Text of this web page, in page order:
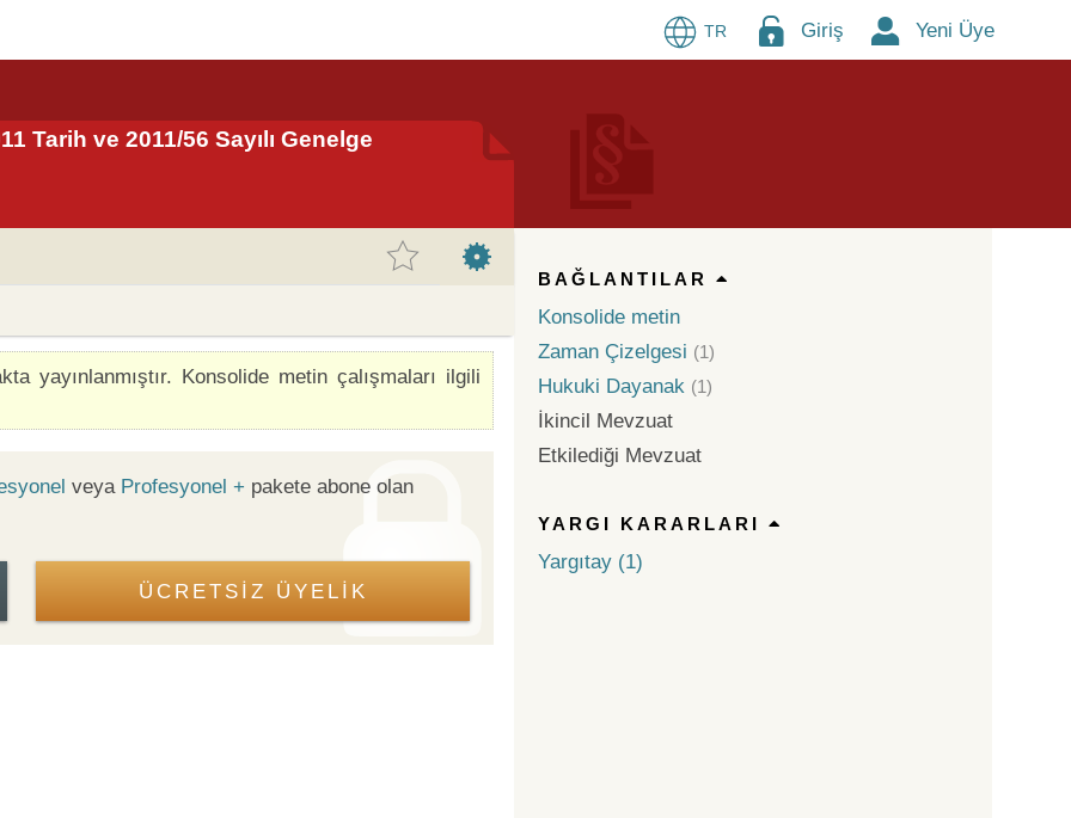
TR Giriş Yeni Üye
Tarih ve 2011/56 Sayılı Genelge
yayınlanmıştır. Konsolide metin çalışmaları ilgili
veya Profesyonel + pakete abone olan
ÜCRETSİZ ÜYELİK
BAĞLANTILAR
Konsolide metin
Zaman Çizelgesi (1)
Hukuki Dayanak (1)
İkincil Mevzuat
Etkilediği Mevzuat
YARGI KARARLARI
Yargıtay (1)